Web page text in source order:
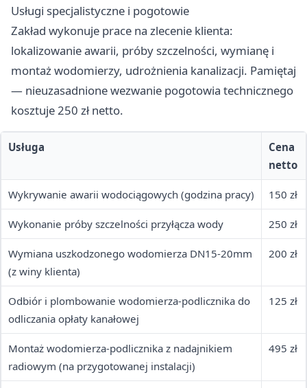
Usługi specjalistyczne i pogotowie
Zakład wykonuje prace na zlecenie klienta:
lokalizowanie awarii, próby szczelności, wymianę i
montaż wodomierzy, udrożnienia kanalizacji. Pamiętaj
— nieuzasadnione wezwanie pogotowia technicznego
kosztuje 250 zł netto.
Usługa
Cena
netto
Wykrywanie awarii wodociągowych (godzina pracy) 150 zł
Wykonanie próby szczelności przyłącza wody 250 zł
Wymiana uszkodzonego wodomierza DN15-20mm
(z winy klienta)
200 zł
Odbiór i plombowanie wodomierza-podlicznika do
odliczania opłaty kanałowej
125 zł
Montaż wodomierza-podlicznika z nadajnikiem
radiowym (na przygotowanej instalacji)
495 zł